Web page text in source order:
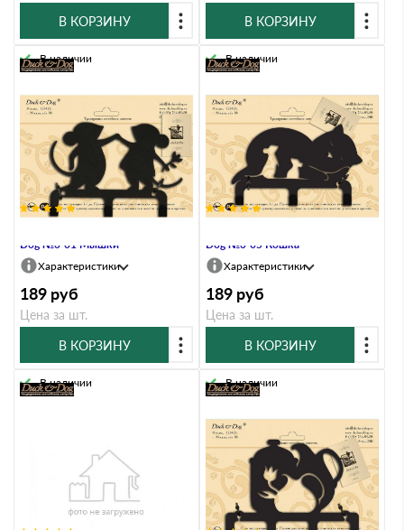
В КОРЗИНУ В КОРЗИНУ
Dog №3-01 Мышки
В наличии
Характеристики
189 руб
Цена за шт.
В КОРЗИНУ
Dog №3-05 Кошка
В наличии
Характеристики
189 руб
Цена за шт.
В КОРЗИНУ
В наличии В наличии